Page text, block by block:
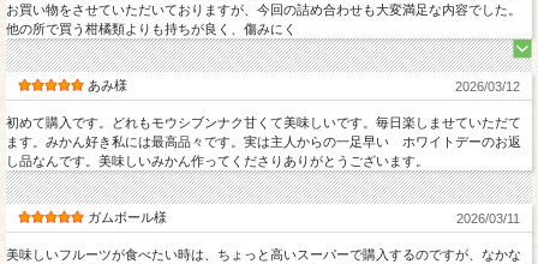
年が明けてから出来上がってくる柑橘類をあれこれひと箱に詰め込みました。
い。
冬の柑橘は酸味が強めの物が多いです。
お買い物をさせていただいておりますが、今回の詰め合わせも大変満足な内容でした。
他の所で買う柑橘類よりも持ちが良く、傷みにく
あみ様 2026/03/12
初めて購入です。どれもモウシブンナク甘くて美味しいです。毎日楽しませていただて
ます。みかん好き私には最高品々です。実は主人からの一足早い ホワイトデーのお返
し品なんです。美味しいみかん作ってくださりありがとうございます。
ガムボール様 2026/03/11
美味しいフルーツが食べたい時は、ちょっと高いスーパーで購入するのですが、なかな